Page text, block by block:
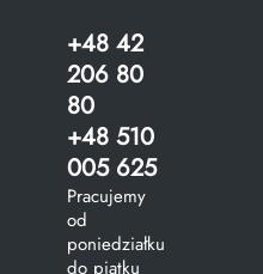
+48 42
206 80
80
+48 510
005 625
Pracujemy
od
poniedziałku
do piątku